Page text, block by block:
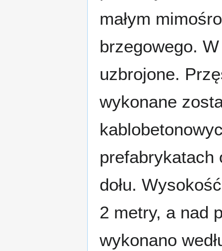
małym
brzegowego.
uzbrojone.
wykonane
prefabrykatach
dołu.
2 metry, a nad
wykonano